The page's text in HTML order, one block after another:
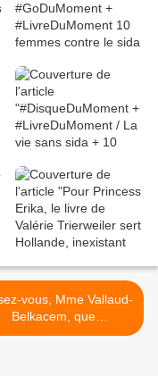
vous, Mme Vallaud-
Belkacem, que
de Genet...